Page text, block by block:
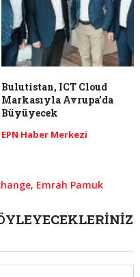
Bulutistan, ICT Cloud
Markasıyla Avrupa’da
Büyüyecek
EPN Haber Merkezi
, Emrah Pamuk